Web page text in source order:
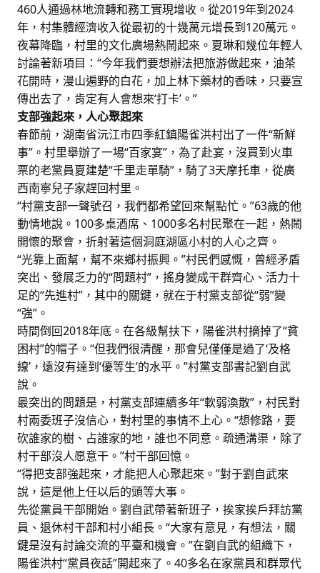
460人通過林地流轉和務工實現增收。從2019年到2024
年，村集體經濟收入從最初的十幾萬元增長到120萬元。
夜幕降臨，村里的文化廣場熱鬧起來。夏琳和幾位年輕人
討論著新項目：“今年我們要想辦法把旅游做起來，油茶
花開時，漫山遍野的白花，加上林下藥材的香味，只要宣
傳出去了，肯定有人會想來‘打卡’。”
支部強起來，人心聚起來
春節前，湖南省沅江市四季紅鎮陽雀洪村出了一件“新鮮
事”。村里舉辦了一場“百家宴”，為了赴宴，沒買到火車
票的老黨員夏建楚“千里走單騎”，騎了3天摩托車，從廣
西南寧兒子家趕回村里。
“村黨支部一聲號召，我們都希望回來幫點忙。”63歲的他
動情地說。100多桌酒席、1000多名村民聚在一起，熱鬧
開懷的聚會，折射著這個洞庭湖區小村的人心之齊。
“光靠上面幫，幫不來鄉村振興。”村民們感慨，曾經矛盾
突出、發展乏力的“問題村”，搖身變成干群齊心、活力十
足的“先進村”，其中的關鍵，就在于村黨支部從“弱”變
“強”。
時間倒回2018年底。在各級幫扶下，陽雀洪村摘掉了“貧
困村”的帽子。“但我們很清醒，那會兒僅僅是過了‘及格
線’，遠沒有達到‘優等生’的水平。”村黨支部書記劉自武
說。
最突出的問題是，村黨支部連續多年“軟弱渙散”，村民對
村兩委班子沒信心，對村里的事情不上心。“想修路，要
砍誰家的樹、占誰家的地，誰也不同意。疏通溝渠，除了
村干部沒人愿意干。”村干部回憶。
“得把支部強起來，才能把人心聚起來。”對于劉自武來
說，這是他上任以后的頭等大事。
先從黨員干部開始。劉自武帶著新班子，挨家挨戶拜訪黨
員、退休村干部和村小組長。“大家有意見，有想法，關
鍵是沒有討論交流的平臺和機會。”在劉自武的組織下，
陽雀洪村“黨員夜話”開起來了。40多名在家黨員和群眾代